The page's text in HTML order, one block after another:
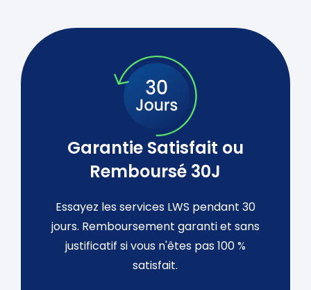
Garantie Satisfait ou
Remboursé 30J
Essayez les services LWS pendant 30
jours. Remboursement garanti et sans
justificatif si vous n'êtes pas 100 %
satisfait.